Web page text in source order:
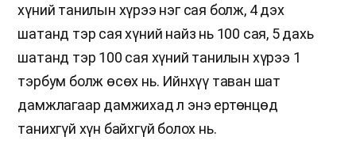
хүний танилын хүрээ нэг сая болж, 4 дэх
шатанд тэр сая хүний найз нь 100 сая, 5 дахь
шатанд тэр 100 сая хүний танилын хүрээ 1
тэрбум болж өсөх нь. Ийнхүү таван шат
дамжлагаар дамжихад л энэ ертөнцөд
танихгүй хүн байхгүй болох нь.